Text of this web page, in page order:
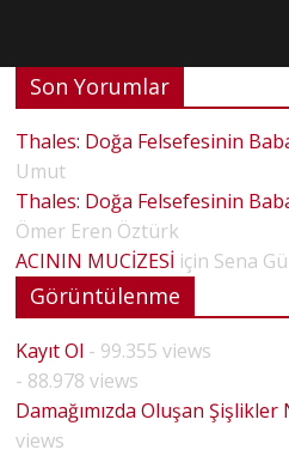
Son Yorumlar
Thales: Doğa Felsefesinin
Umut
Thales: Doğa Felsefesinin
Ömer Eren Öztürk
ACININ MUCİZESİ için Sena
Görüntülenme
Kayıt Ol - 99.355 views
- 88.978 views
Damağımızda Oluşan
views